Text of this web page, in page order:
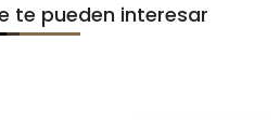
te pueden interesar